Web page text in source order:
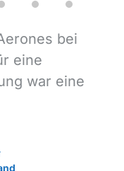
bei
eine
war eine